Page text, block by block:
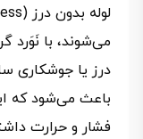
می‌شوند، با
درز یا جوشکاری
باعث می‌شود که
فشار و حرارت